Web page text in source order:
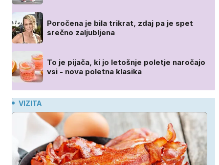
Poročena je bila trikrat, zdaj pa je spet
srečno zaljubljena
To je pijača, ki jo letošnje poletje naročajo
vsi - nova poletna klasika
VIZITA